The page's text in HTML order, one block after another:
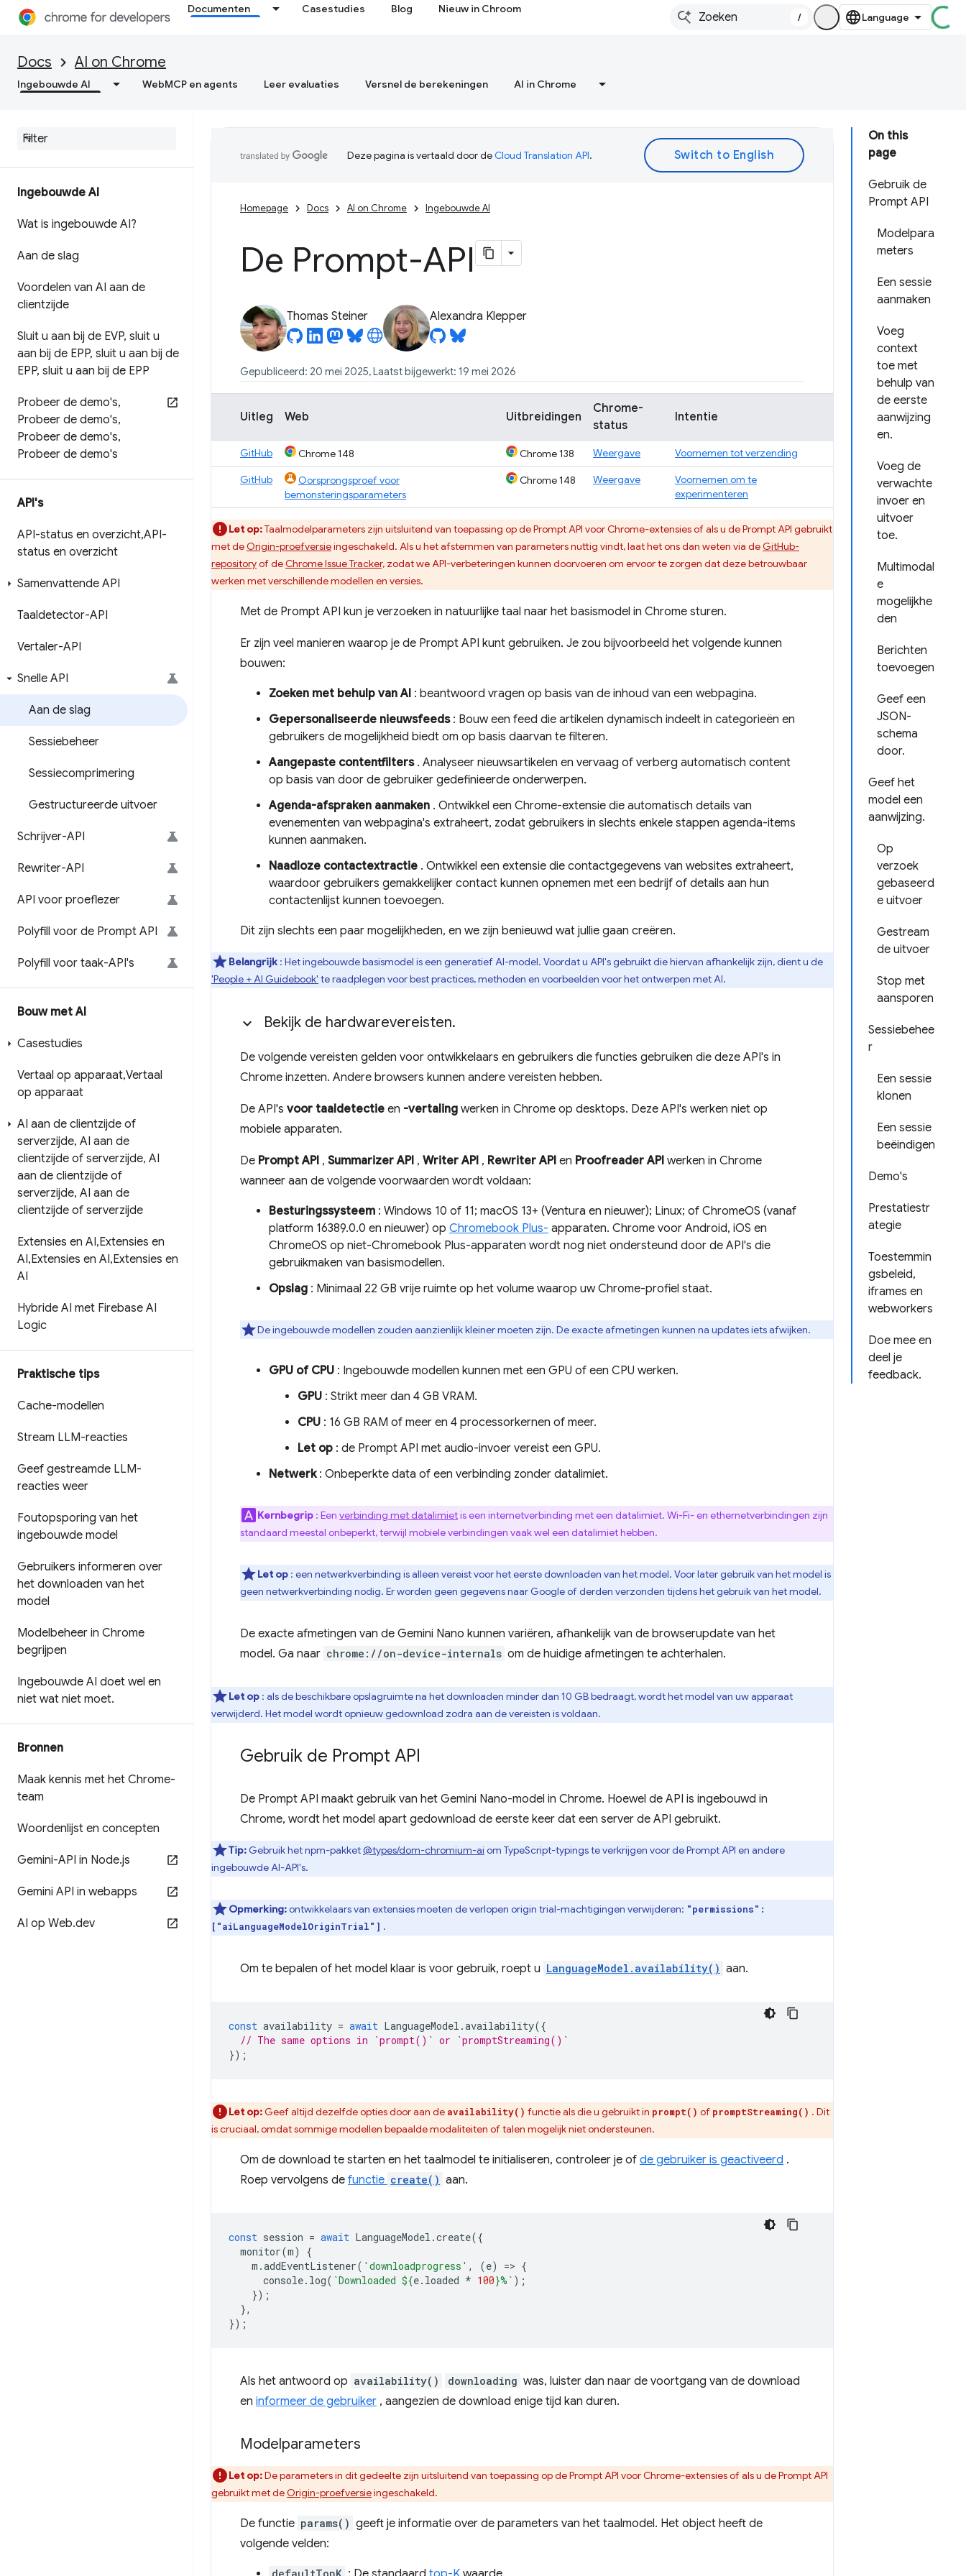
Documenten Casestudies Blog Nieuw in Chroom
/
Docs AI on Chrome
Ingebouwde AI WebMCP en agents Leer evaluaties Versnel de berekeningen AI in Chrome
Ingebouwde AI
Wat is ingebouwde AI?
Aan de slag
Voordelen van AI aan de
clientzijde
Sluit u aan bij de EVP, sluit u
aan bij de EPP, sluit u aan bij de
EPP, sluit u aan bij de EPP
Probeer de demo's,
Probeer de demo's,
Probeer de demo's,
Probeer de demo's
API's
API-status en overzicht,API-
status en overzicht
Samenvattende API
Taaldetector-API
Vertaler-API
Snelle API
Aan de slag
Sessiebeheer
Sessiecomprimering
Gestructureerde uitvoer
Schrijver-API
Rewriter-API
API voor proeflezer
Polyfill voor de Prompt API
Polyfill voor taak-API's
Bouw met AI
Casestudies
Vertaal op apparaat,Vertaal
op apparaat
AI aan de clientzijde of
serverzijde, AI aan de
clientzijde of serverzijde, AI
aan de clientzijde of
serverzijde, AI aan de
clientzijde of serverzijde
Extensies en AI,Extensies en
AI,Extensies en AI,Extensies en
AI
Hybride AI met Firebase AI
Logic
Praktische tips
Cache-modellen
Stream LLM-reacties
Geef gestreamde LLM-
reacties weer
Foutopsporing van het
ingebouwde model
Gebruikers informeren over
het downloaden van het
model
Modelbeheer in Chrome
begrijpen
Ingebouwde AI doet wel en
niet wat niet moet.
Bronnen
Maak kennis met het Chrome-
team
Woordenlijst en concepten
Gemini-API in Node.js
Gemini API in webapps
AI op Web.dev
On this
page
Gebruik de
Prompt API
Modelpara
meters
Een sessie
aanmaken
Voeg
context
toe met
behulp van
de eerste
aanwijzing
en.
Voeg de
verwachte
invoer en
uitvoer
toe.
Multimodal
e
mogelijkhe
den
Berichten
toevoegen
Geef een
JSON-
schema
door.
Geef het
model een
aanwijzing.
Op
verzoek
gebaseerd
e uitvoer
Gestream
de uitvoer
Stop met
aansporen
Sessiebehee
r
Een sessie
klonen
Een sessie
beëindigen
Demo's
Prestatiestr
ategie
Toestemmin
gsbeleid,
iframes en
webworkers
Doe mee en
deel je
feedback.
Deze pagina is vertaald door deCloud Translation API.
Homepage Docs AI on Chrome Ingebouwde AI
De Prompt-API
Thomas Steiner Alexandra Klepper
Gepubliceerd: 20 mei 2025, Laatst bijgewerkt: 19 mei 2026
Uitleg Web Uitbreidingen
Chrome-
status
Intentie
GitHub Chrome 148 Chrome 138 Weergave Voornemen tot verzending
GitHub
Oorsprongsproef voor
bemonsteringsparameters
Chrome 148 Weergave
Voornemen om te
experimenteren
Let op:Taalmodelparameters zijn uitsluitend van toepassing op de Prompt API voor Chrome-extensies of als u de Prompt API gebruikt
met deOrigin-proefversieingeschakeld. Als u het afstemmen van parameters nuttig vindt, laat het ons dan weten via deGitHub-
repositoryof deChrome Issue Tracker, zodat we API-verbeteringen kunnen doorvoeren om ervoor te zorgen dat deze betrouwbaar
werken met verschillende modellen en versies.
Met de Prompt API kun je verzoeken in natuurlijke taal naar het basismodel in Chrome sturen.
Er zijn veel manieren waarop je de Prompt API kunt gebruiken. Je zou bijvoorbeeld het volgende kunnen
bouwen:
Zoeken met behulp van AI : beantwoord vragen op basis van de inhoud van een webpagina.
Gepersonaliseerde nieuwsfeeds: Bouw een feed die artikelen dynamisch indeelt in categorieën en
gebruikers de mogelijkheid biedt om op basis daarvan te filteren.
Aangepaste contentfilters. Analyseer nieuwsartikelen en vervaag of verberg automatisch content
op basis van door de gebruiker gedefinieerde onderwerpen.
Agenda-afspraken aanmaken . Ontwikkel een Chrome-extensie die automatisch details van
evenementen van webpagina's extraheert, zodat gebruikers in slechts enkele stappen agenda-items
kunnen aanmaken.
Naadloze contactextractie . Ontwikkel een extensie die contactgegevens van websites extraheert,
waardoor gebruikers gemakkelijker contact kunnen opnemen met een bedrijf of details aan hun
contactenlijst kunnen toevoegen.
Dit zijn slechts een paar mogelijkheden, en we zijn benieuwd wat jullie gaan creëren.
Belangrijk : Het ingebouwde basismodel is een generatief AI-model. Voordat u API's gebruikt die hiervan afhankelijk zijn, dient u de
'People + AI Guidebook' te raadplegen voor best practices, methoden en voorbeelden voor het ontwerpen met AI.
Bekijk de hardwarevereisten.
De volgende vereisten gelden voor ontwikkelaars en gebruikers die functies gebruiken die deze API's in
Chrome inzetten. Andere browsers kunnen andere vereisten hebben.
De API's voor taaldetectie en -vertaling werken in Chrome op desktops. Deze API's werken niet op
mobiele apparaten.
De Prompt API , Summarizer API , Writer API , Rewriter API en Proofreader API werken in Chrome
wanneer aan de volgende voorwaarden wordt voldaan:
Besturingssysteem : Windows 10 of 11; macOS 13+ (Ventura en nieuwer); Linux; of ChromeOS (vanaf
platform 16389.0.0 en nieuwer) op Chromebook Plus- apparaten. Chrome voor Android, iOS en
ChromeOS op niet-Chromebook Plus-apparaten wordt nog niet ondersteund door de API's die
gebruikmaken van basismodellen.
Opslag : Minimaal 22 GB vrije ruimte op het volume waarop uw Chrome-profiel staat.
De ingebouwde modellen zouden aanzienlijk kleiner moeten zijn. De exacte afmetingen kunnen na updates iets afwijken.
GPU of CPU : Ingebouwde modellen kunnen met een GPU of een CPU werken.
GPU : Strikt meer dan 4 GB VRAM.
CPU : 16 GB RAM of meer en 4 processorkernen of meer.
Let op : de Prompt API met audio-invoer vereist een GPU.
Netwerk: Onbeperkte data of een verbinding zonder datalimiet.
Kernbegrip : Een verbinding met datalimietis een internetverbinding met een datalimiet. Wi-Fi- en ethernetverbindingen zijn
standaard meestal onbeperkt, terwijl mobiele verbindingen vaak wel een datalimiet hebben.
Let op : een netwerkverbinding is alleen vereist voor het eerste downloaden van het model. Voor later gebruik van het model is
geen netwerkverbinding nodig. Er worden geen gegevens naar Google of derden verzonden tijdens het gebruik van het model.
De exacte afmetingen van de Gemini Nano kunnen variëren, afhankelijk van de browserupdate van het
model. Ga naar chrome://on-device-internals om de huidige afmetingen te achterhalen.
Let op : als de beschikbare opslagruimte na het downloaden minder dan 10 GB bedraagt, wordt het model van uw apparaat
verwijderd. Het model wordt opnieuw gedownload zodra aan de vereisten is voldaan.
Gebruik de Prompt API
De Prompt API maakt gebruik van het Gemini Nano-model in Chrome. Hoewel de API is ingebouwd in
Chrome, wordt het model apart gedownload de eerste keer dat een server de API gebruikt.
Tip: Gebruik het npm-pakket@types/dom-chromium-ai om TypeScript-typings te verkrijgen voor de Prompt API en andere
ingebouwde AI-API's.
Opmerking:ontwikkelaars van extensies moeten de verlopen origin trial-machtigingen verwijderen: "permissions":
["aiLanguageModelOriginTrial"] .
Om te bepalen of het model klaar is voor gebruik, roept u LanguageModel.availability() aan.
const availability = await LanguageModel .availability({
// The same options in `prompt()` or `promptStreaming()`
});
Let op:Geef altijd dezelfde opties door aan de availability() functie als die u gebruikt in prompt() of promptStreaming() . Dit
is cruciaal, omdat sommige modellen bepaalde modaliteiten of talen mogelijk niet ondersteunen.
Om de download te starten en het taalmodel te initialiseren, controleer je of de gebruiker is geactiveerd .
Roep vervolgens de functie create() aan.
const session = await LanguageModel .create({
monitor(m)
{
m .addEventListener( 'downloadprogress' , (e) => {
console. log( `Downloaded ${e. loaded * 100}%` );
});
},
});
Als het antwoord op availability() downloading was, luister dan naar de voortgang van de download
en informeer de gebruiker , aangezien de download enige tijd kan duren.
Modelparameters
Let op:De parameters in dit gedeelte zijn uitsluitend van toepassing op de Prompt API voor Chrome-extensies of als u de Prompt API
gebruikt met deOrigin-proefversieingeschakeld.
De functie params() geeft je informatie over de parameters van het taalmodel. Het object heeft de
volgende velden: